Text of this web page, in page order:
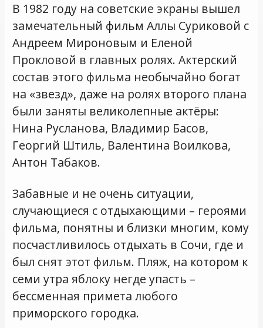
В 1982 году на советские экраны вышел
замечательный фильм Аллы Суриковой с
Андреем Мироновым и Еленой
Прокловой в главных ролях. Актерский
состав этого фильма необычайно богат
на «звезд», даже на ролях второго плана
были заняты великолепные актёры:
Нина Русланова, Владимир Басов,
Георгий Штиль, Валентина Воилкова,
Антон Табаков.
Забавные и не очень ситуации,
случающиеся с отдыхающими – героями
фильма, понятны и близки многим, кому
посчастливилось отдыхать в Сочи, где и
был снят этот фильм. Пляж, на котором к
семи утра яблоку негде упасть –
бессменная примета любого
приморского городка.